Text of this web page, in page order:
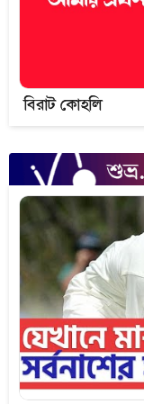
বিরাট কোহলি